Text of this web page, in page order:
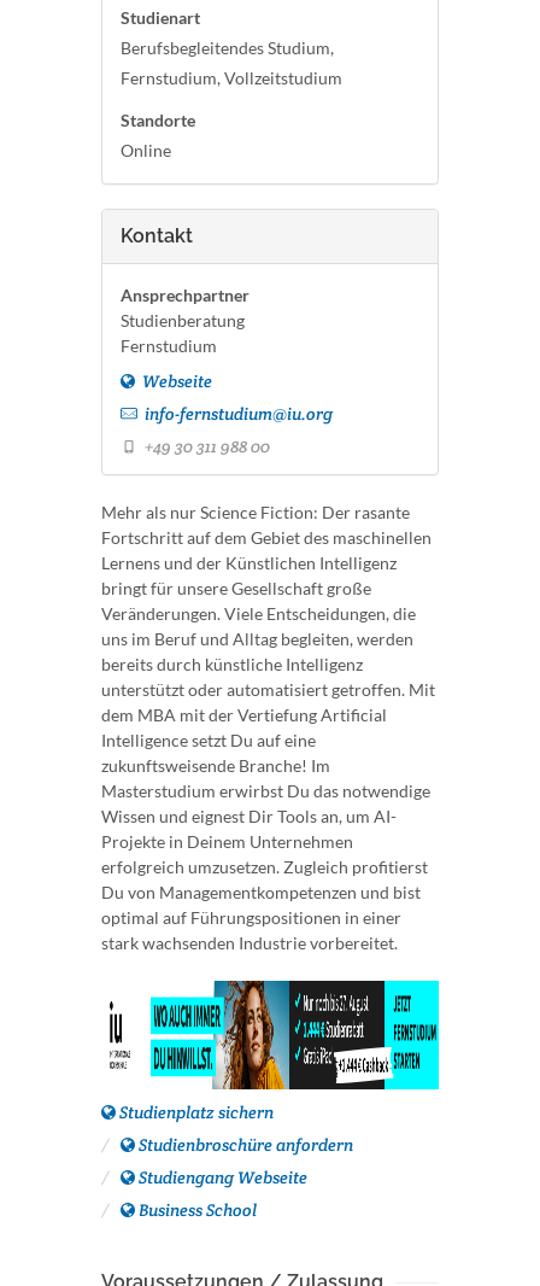
Studienart
Berufsbegleitendes Studium,
Fernstudium, Vollzeitstudium
Standorte
Online
Kontakt
Ansprechpartner
Studienberatung
Fernstudium
Webseite
info-fernstudium@iu.org
+49 30 311 988 00
Mehr als nur Science Fiction: Der rasante
Fortschritt auf dem Gebiet des maschinellen
Lernens und der Künstlichen Intelligenz
bringt für unsere Gesellschaft große
Veränderungen. Viele Entscheidungen, die
uns im Beruf und Alltag begleiten, werden
bereits durch künstliche Intelligenz
unterstützt oder automatisiert getroffen. Mit
dem MBA mit der Vertiefung Artificial
Intelligence setzt Du auf eine
zukunftsweisende Branche! Im
Masterstudium erwirbst Du das notwendige
Wissen und eignest Dir Tools an, um AI-
Projekte in Deinem Unternehmen
erfolgreich umzusetzen. Zugleich profitierst
Du von Managementkompetenzen und bist
optimal auf Führungspositionen in einer
stark wachsenden Industrie vorbereitet.
Studienplatz sichern
Studienbroschüre anfordern
Studiengang Webseite
Business School